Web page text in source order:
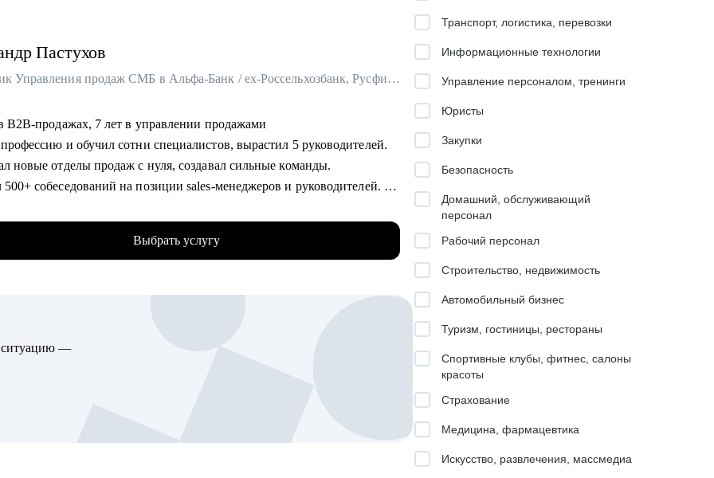
резюме, который проходит ATS и цепляет рекрутеров.
— кто переходит в IT или в новую сферу.
и менеджеров в росте, операциях, маркетинге, управлении,
и проектной работе.
Пастухов
Начальник Управления продаж СМБ в Альфа-Банк / ex-Россельхозбанк, Русфинанс Банк
в B2B-продажах, 7 лет в управлении продажами
профессию и обучил сотни специалистов, вырастил 5 руководителей.
новые отделы продаж с нуля, создавал сильные команды.
500+ собеседований на позиции sales-менеджеров и руководителей.
текущий карьерный трек и дать рекомендации.
Выбрать услугу
ситуацию —
Транспорт, логистика, перевозки
Информационные технологии
Управление персоналом, тренинги
Юристы
Закупки
Безопасность
Домашний, обслуживающий
персонал
Рабочий персонал
Строительство, недвижимость
Автомобильный бизнес
Туризм, гостиницы, рестораны
Спортивные клубы, фитнес, салоны
красоты
Страхование
Медицина, фармацевтика
Искусство, развлечения, массмедиа